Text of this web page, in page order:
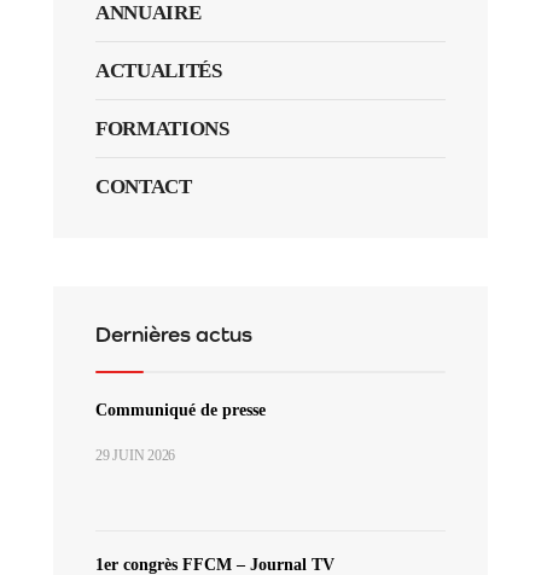
ANNUAIRE
ACTUALITÉS
FORMATIONS
CONTACT
Dernières actus
Communiqué de presse
29 JUIN 2026
1er congrès FFCM – Journal TV